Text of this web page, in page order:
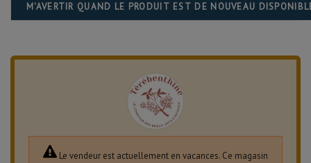
M'AVERTIR QUAND LE PRODUIT EST DE NOUVEAU
Le vendeur est actuellement en vacances. Ce magasin